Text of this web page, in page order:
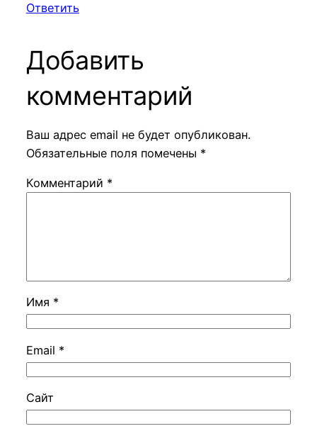
Ответить
Добавить
комментарий
Ваш адрес email не будет опубликован.
Обязательные поля помечены *
Комментарий *
Имя *
Email *
Сайт